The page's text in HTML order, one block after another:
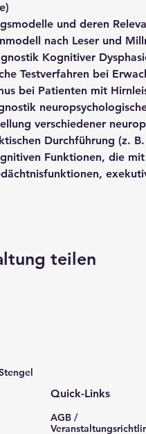
und deren
nach Leser und
Kognitiver
Testverfahren bei
bei Patienten mit
verschiedener
Durchführung (z.
Funktionen, die
teilen
Quick-Links
AGB /